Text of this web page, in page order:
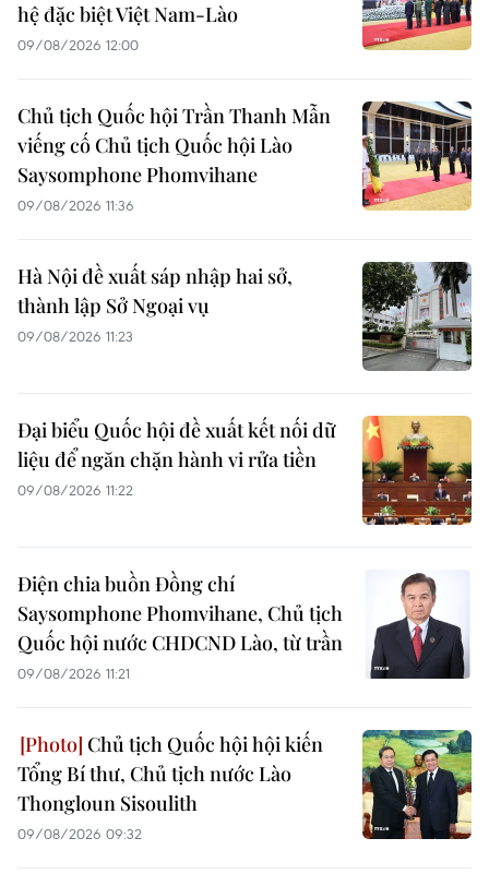
hệ đặc biệt Việt Nam-Lào
09/08/2026 12:00
Chủ tịch Quốc hội Trần Thanh Mẫn
viếng cố Chủ tịch Quốc hội Lào
Saysomphone Phomvihane
09/08/2026 11:36
Hà Nội đề xuất sáp nhập hai sở,
thành lập Sở Ngoại vụ
09/08/2026 11:23
Đại biểu Quốc hội đề xuất kết nối dữ
liệu để ngăn chặn hành vi rửa tiền
09/08/2026 11:22
Điện chia buồn Đồng chí
Saysomphone Phomvihane, Chủ tịch
Quốc hội nước CHDCND Lào, từ trần
09/08/2026 11:21
Chủ tịch Quốc hội hội kiến
Tổng Bí thư, Chủ tịch nước Lào
Thongloun Sisoulith
09/08/2026 09:32